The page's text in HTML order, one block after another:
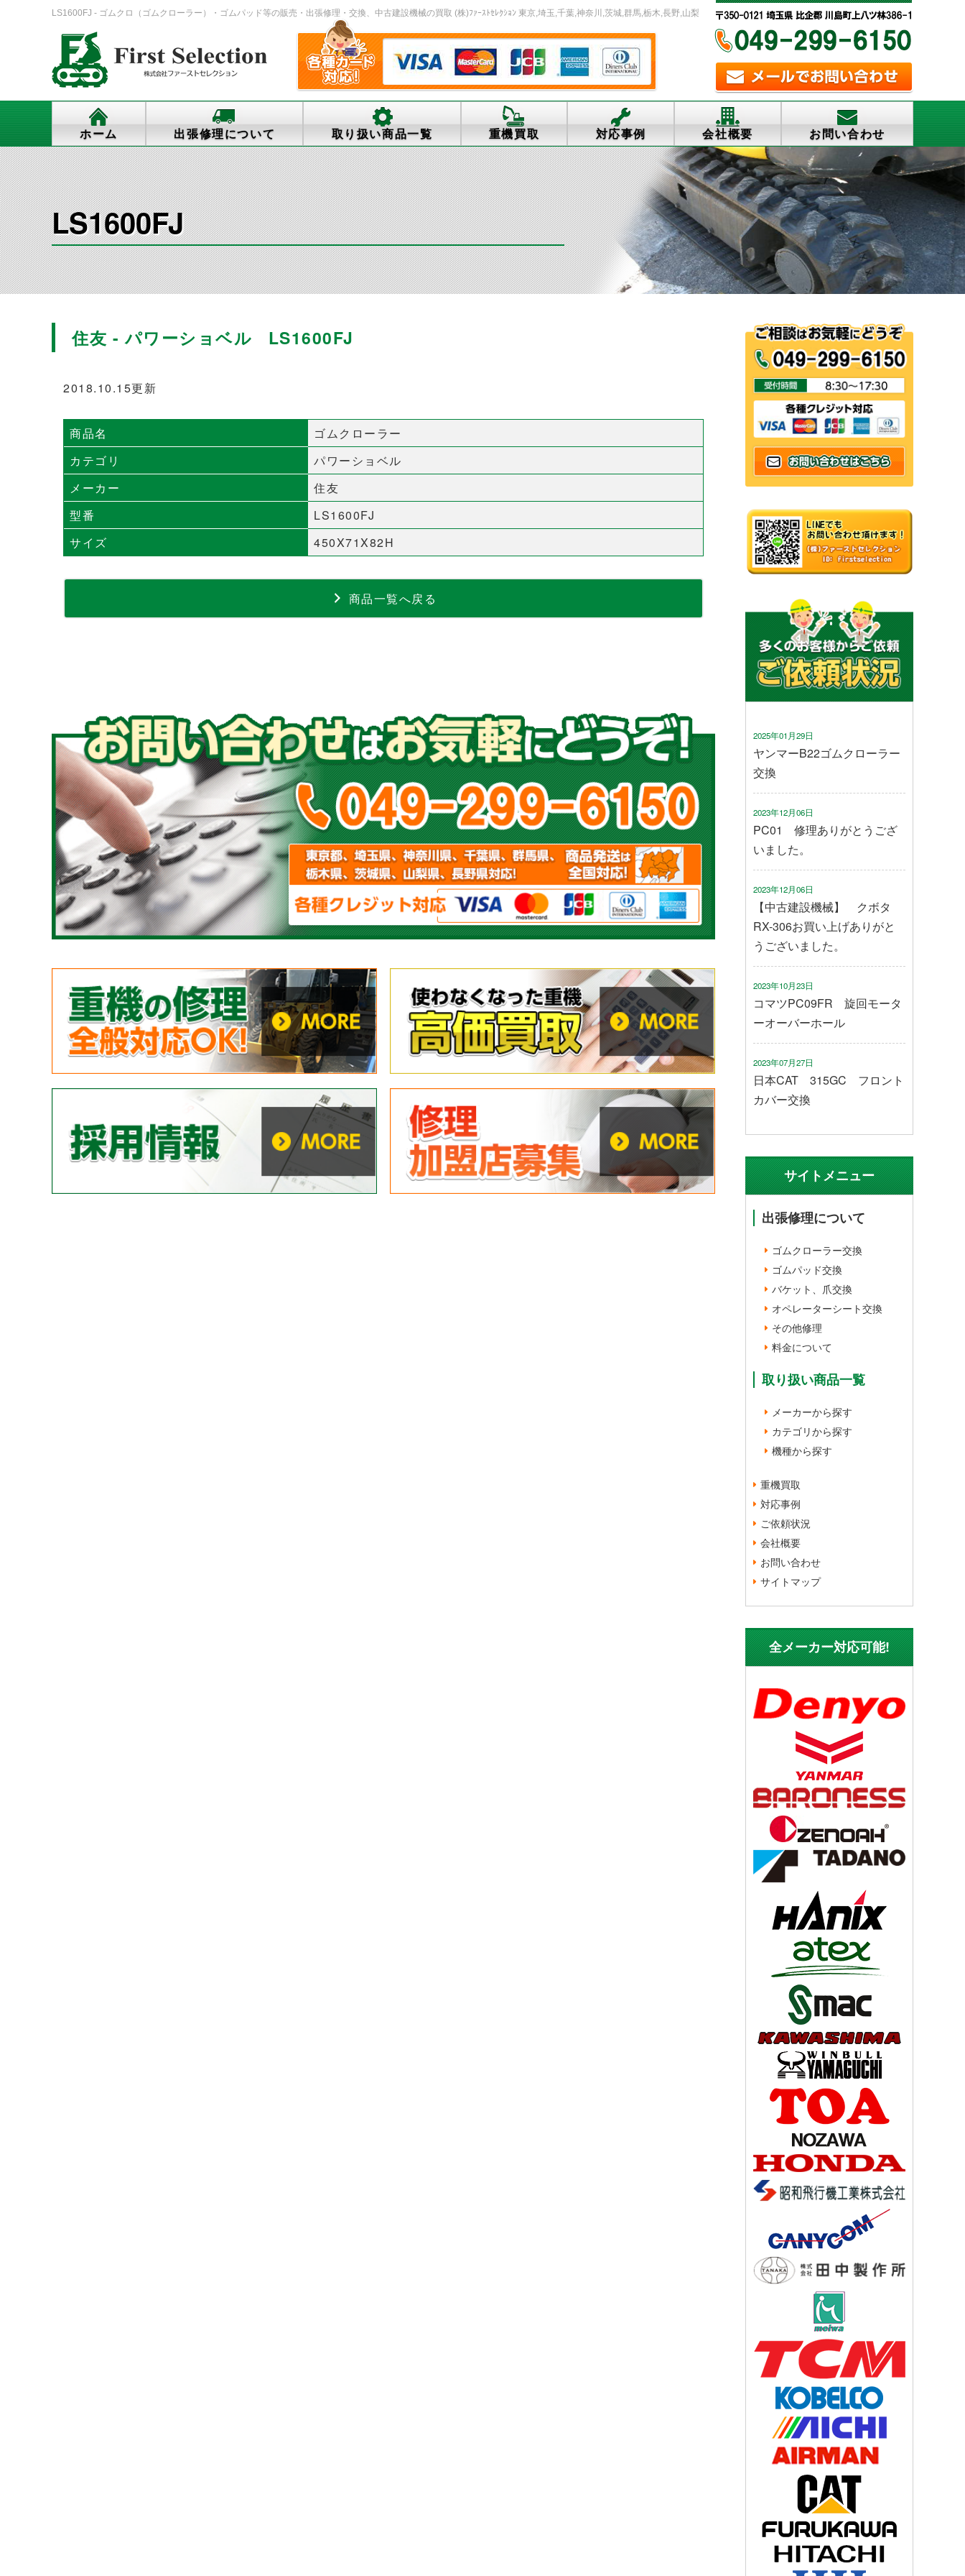
LS1600FJ - ゴムクロ（ゴムクローラー）・ゴムパッド等の販売・出張修理・交換、中古建設機械の買取 (株)ﾌｧｰｽﾄｾﾚｸｼｮﾝ 東京,埼玉,千葉,神奈川,茨城,群馬,栃木,長野,山梨
ホーム 出張修理について 取り扱い商品一覧 重機買取 対応事例 会社概要 お問い合わせ
LS1600FJ
住友 - パワーショベル LS1600FJ
2018.10.15更新
商品名
ゴムクローラー
カテゴリ
パワーショベル
メーカー
住友
型番
LS1600FJ
サイズ
450X71X82H
商品一覧へ戻る
2025年01月29日
ヤンマーB22ゴムクローラー
交換
2023年12月06日
PC01 修理ありがとうござ
いました。
2023年12月06日
【中古建設機械】 クボタ
RX-306お買い上げありがと
うございました。
2023年10月23日
コマツPC09FR 旋回モータ
ーオーバーホール
2023年07月27日
日本CAT 315GC フロント
カバー交換
サイトメニュー
出張修理について
ゴムクローラー交換
ゴムパッド交換
バケット、爪交換
オペレーターシート交換
その他修理
料金について
取り扱い商品一覧
メーカーから探す
カテゴリから探す
機種から探す
重機買取
対応事例
ご依頼状況
会社概要
お問い合わせ
サイトマップ
全メーカー対応可能!